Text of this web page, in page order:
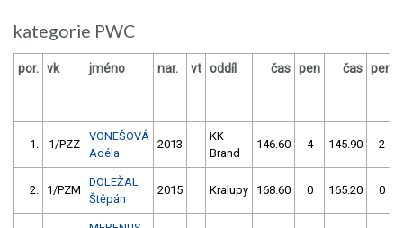
kategorie PWC
por. vk jméno nar. vt oddíl čas pen čas pen
1. 1/PZZ
VONEŠOVÁ
Adéla
2013
KK
Brand
146.60 4 145.90 2
2. 1/PZM
DOLEŽAL
Štěpán
2015 Kralupy 168.60 0 165.20 0